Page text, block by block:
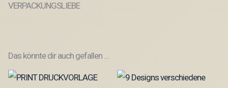
VERPACKUNGSLIEBE
Das könnte dir auch gefallen …